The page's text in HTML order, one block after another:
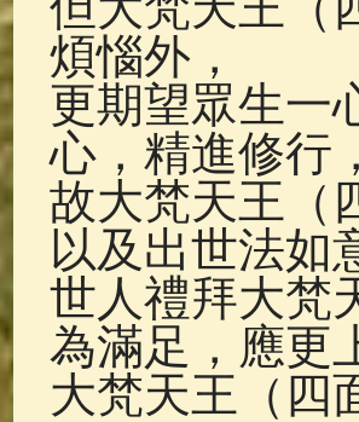
煩惱外，
更期望眾生一
心，精進修行
故大梵天王（
以及出世法如
世人禮拜大梵
為滿足，應更
大梵天王（四